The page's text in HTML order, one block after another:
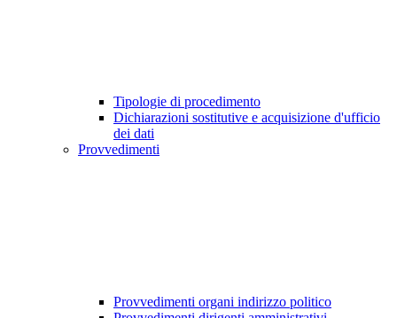
Tipologie di procedimento
Dichiarazioni sostitutive e acquisizione d'ufficio
dei dati
Provvedimenti
Provvedimenti organi indirizzo politico